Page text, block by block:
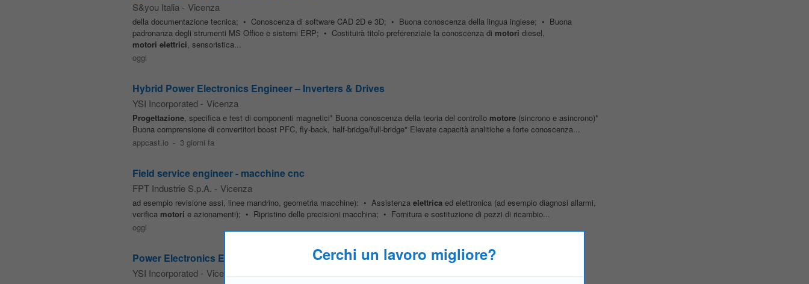
S&you Italia - Vicenza
della documentazione tecnica; • Conoscenza di software CAD 2D e 3D; • Buona conoscenza della lingua inglese; • Buona
padronanza degli strumenti MS Office e sistemi ERP; • Costituirà titolo preferenziale la conoscenza di motori diesel,
motori elettrici, sensoristica...
oggi
Hybrid Power Electronics Engineer – Inverters & Drives
YSI Incorporated - Vicenza
Progettazione, specifica e test di componenti magnetici* Buona conoscenza della teoria del controllo motore(sincrono e asincrono)*
Buona comprensione di convertitori boost PFC, fly-back, half-bridge/full-bridge* Elevate capacità analitiche e forte conoscenza...
appcast.io - 3 giorni fa
Field service engineer - macchine cnc
FPT Industrie S.p.A. - Vicenza
ad esempio revisione assi, linee mandrino, geometria macchine): • Assistenza elettricaed elettronica (ad esempio diagnosi allarmi,
verifica motori e azionamenti); • Ripristino delle precisioni macchina; • Fornitura e sostituzione di pezzi di ricambio...
oggi
Power Electronics Engineer
YSI Incorporated - Vicenza
Cerchi un lavoro migliore?